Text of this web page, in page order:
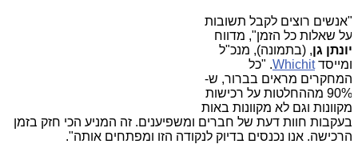
"אנשים רוצים לקבל תשובות
על שאלות כל הזמן", מדווח
יונתן גן, (בתמונה), מנכ"ל
ומייסדWhichit. "כל
המחקרים מראים בברור, ש-
90% מההחלטות על רכישות
מקוונות וגם לא מקוונות באות
בעקבות חוות דעת של חברים ומשפיענים. זה המניע הכי חזק בזמן
הרכישה. אנו נכנסים בדיוק לנקודה הזו ומפתחים אותה".